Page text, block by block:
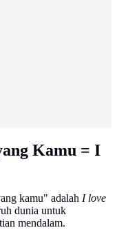
Kamu = I
kamu" adalah I love
dunia untuk
mendalam.